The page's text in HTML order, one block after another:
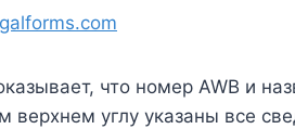
что номер AWB и
верхнем углу указаны все